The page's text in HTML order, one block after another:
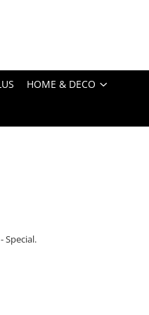
HOME & DECO
Special.